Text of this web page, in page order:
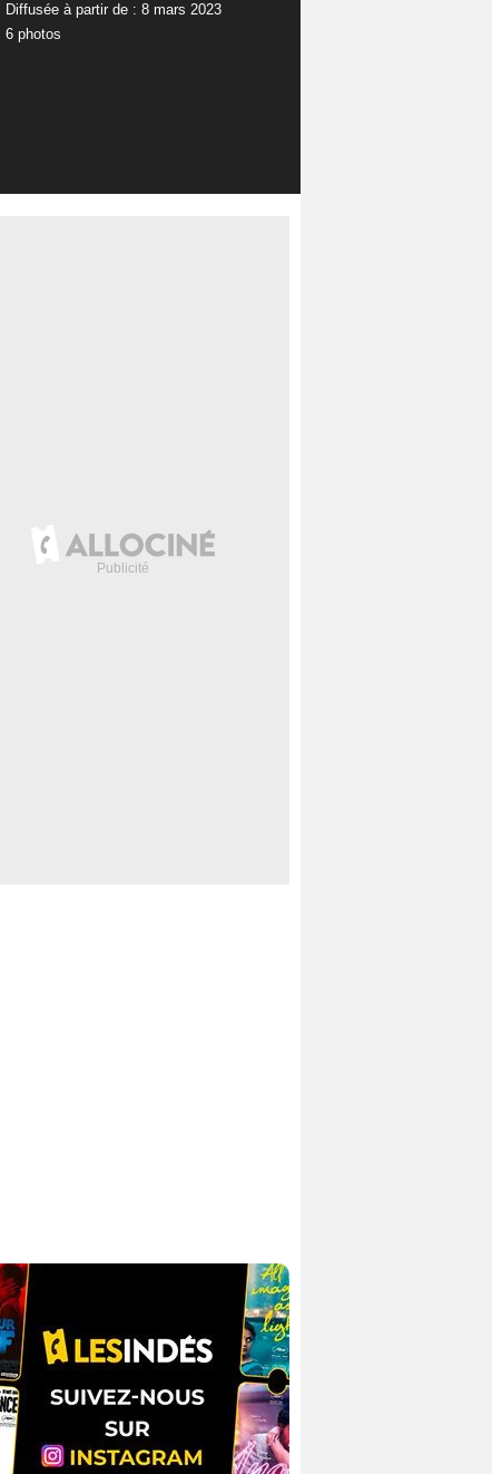
Diffusée à partir de : 8 mars 2023
6 photos